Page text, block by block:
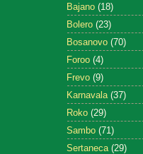
Bajano (18)
Bolero (23)
Bosanovo (70)
Foroo (4)
Frevo (9)
Karnavala (37)
Roko (29)
Sambo (71)
Sertaneca (29)